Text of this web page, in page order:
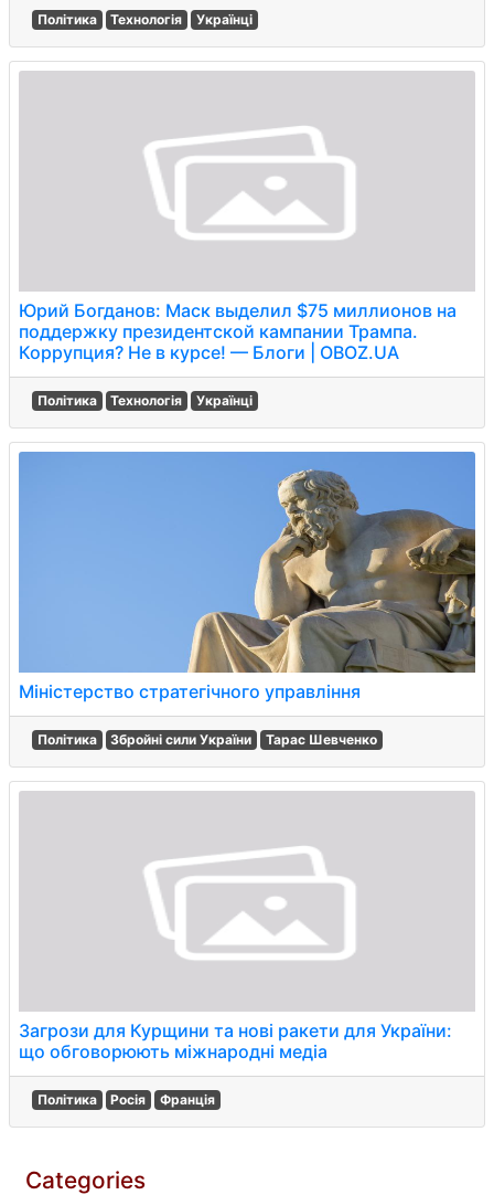
Політика Технологія Українці
Юрий Богданов: Маск выделил $75 миллионов на
поддержку президентской кампании Трампа.
Коррупция? Не в курсе! — Блоги | OBOZ.UA
Політика Технологія Українці
Міністерство стратегічного управління
Політика Збройні сили України Тарас Шевченко
Загрози для Курщини та нові ракети для України:
що обговорюють міжнародні медіа
Політика Росія Франція
Categories